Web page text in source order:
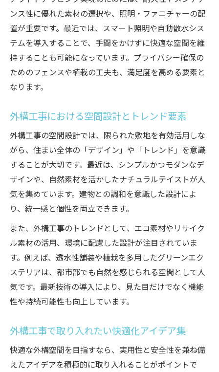
ンス性に優れた素材の選択や、照明・ファニチャーの配
置が重要です。最近では、スマート照明や自動散水シス
テムを導入することで、手間をかけずに快適な空間を維
持することも可能になっています。プライバシー確保の
ためのフェンスや植栽の工夫も、満足度を高める要素と
なります。
外構工事における空間設計とトレンド要素
外構工事の空間設計では、限られた敷地を有効活用しな
がら、住まい全体の「デザイン」や「トレンド」を意識
することが大切です。最近は、シンプルかつモダンなデ
ザインや、自然素材を活かしたナチュラルテイストが人
気を集めています。建物との調和を意識した設計によ
り、統一感と個性を両立できます。
また、外構工事のトレンドとして、エコ素材やリサイク
ル素材の活用、環境に配慮した設計が注目されていま
す。例えば、透水性舗装や植栽を多用したグリーンエク
ステリアは、都市部でも自然を感じられる空間として人
気です。最新技術の導入により、見た目だけでなく機能
性や持続可能性も向上しています。
外構工事で取り入れたい快適化アイデア集
快適な外構空間を目指すなら、実用性と安全性を兼ね備
えたアイデアを積極的に取り入れることがポイントで